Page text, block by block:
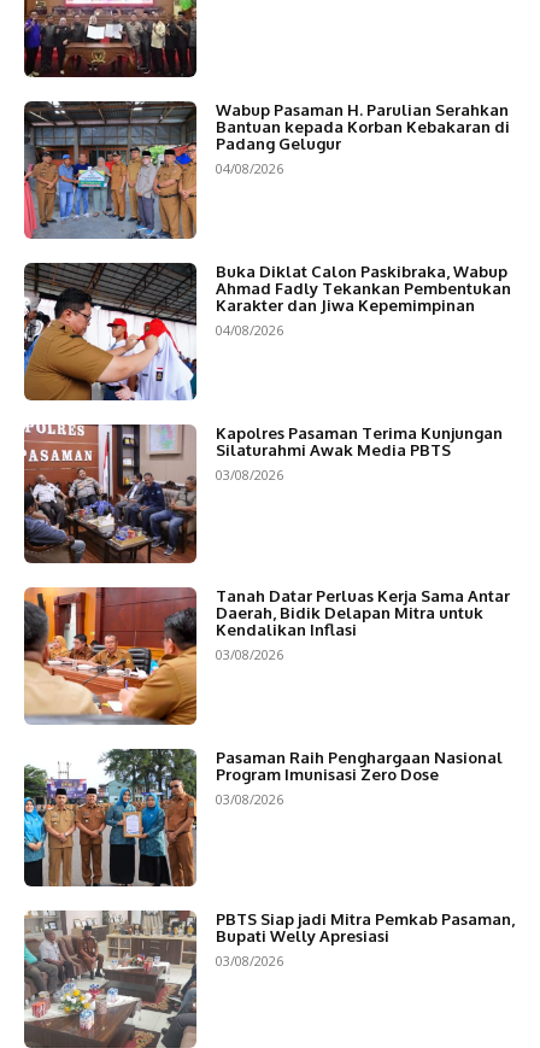
Wabup Pasaman H. Parulian Serahkan
Bantuan kepada Korban Kebakaran di
Padang Gelugur
04/08/2026
Buka Diklat Calon Paskibraka, Wabup
Ahmad Fadly Tekankan Pembentukan
Karakter dan Jiwa Kepemimpinan
04/08/2026
Kapolres Pasaman Terima Kunjungan
Silaturahmi Awak Media PBTS
03/08/2026
Tanah Datar Perluas Kerja Sama Antar
Daerah, Bidik Delapan Mitra untuk
Kendalikan Inflasi
03/08/2026
Pasaman Raih Penghargaan Nasional
Program Imunisasi Zero Dose
03/08/2026
PBTS Siap jadi Mitra Pemkab Pasaman,
Bupati Welly Apresiasi
03/08/2026